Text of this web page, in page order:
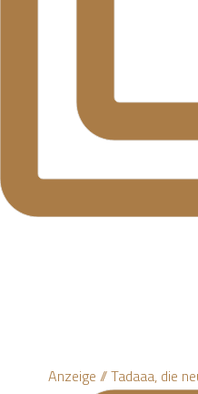
Anzeige // Tadaaa, die